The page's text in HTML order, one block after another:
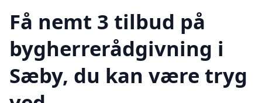
Få nemt 3 tilbud på
bygherrerådgivning i
Sæby, du kan være tryg